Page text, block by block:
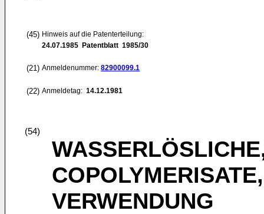
(45) Hinweis auf die Patenterteilung:
24.07.1985 Patentblatt 1985/30
(21) Anmeldenummer: 82900099.1
(22) Anmeldetag: 14.12.1981
(54)
VERWENDUNG